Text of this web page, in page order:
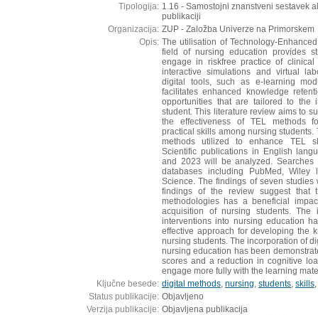
Tipologija: 1.16 - Samostojni znanstveni sestavek
publikaciji
Organizacija: ZUP - Založba Univerze na Primorskem
Opis: The utilisation of Technology-
field of nursing education provides
engage in riskfree practice of
interactive simulations and virtual
digital tools, such as e-learning
facilitates enhanced knowledge
opportunities that are tailored to the
student. This literature review aims to
the effectiveness of TEL methods
practical skills among nursing
methods utilized to enhance TEL
Scientific publications in English
and 2023 will be analyzed.
databases including PubMed, Wiley
Science. The findings of seven
findings of the review suggest that
methodologies has a beneficial
acquisition of nursing students. The
interventions into nursing education
effective approach for developing the
nursing students. The incorporation of
nursing education has been
scores and a reduction in cognitive
engage more fully with the learning
Ključne besede: digital methods nursing students skills
Status publikacije: Objavljeno
Verzija publikacije: Objavljena publikacija